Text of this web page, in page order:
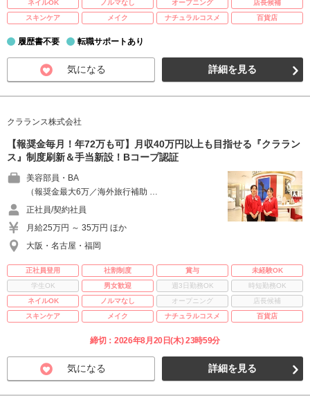
ネイルOK
ノルマなし オープニング
店長候補
スキンケア
メイク ナチュラルコスメ 百貨店
履歴書不要 転職サポートあり
気になる 詳細を見る
クラランス株式会社
【報奨金毎月！年72万も可】月収40万円以上も目指せる『クララン
ス』制度刷新＆手当新設！Bコープ認証
美容部員・BA
（報奨金最大6万／海外旅行補助 …
正社員/契約社員
月給25万円 ～ 35万円 ほか
大阪・名古屋・福岡
正社員登用 社割制度 賞与
未経験OK
学生OK
男女歓迎 週3日勤務OK
時短勤務OK
ネイルOK
ノルマなし オープニング
店長候補
スキンケア
メイク ナチュラルコスメ 百貨店
締切：2026年8月20日(木) 23時59分
気になる 詳細を見る